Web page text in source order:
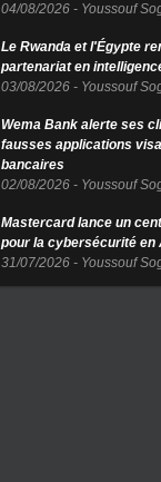
04/08/2026 - Youssouf
Le Rwanda et l'Égypte
partenariat en
03/08/2026 - Youssouf
Wema Bank alerte ses
fausses applications
bancaires
02/08/2026 - Youssouf
Mastercard lance un
pour la cybersécurité en
31/07/2026 - Youssouf